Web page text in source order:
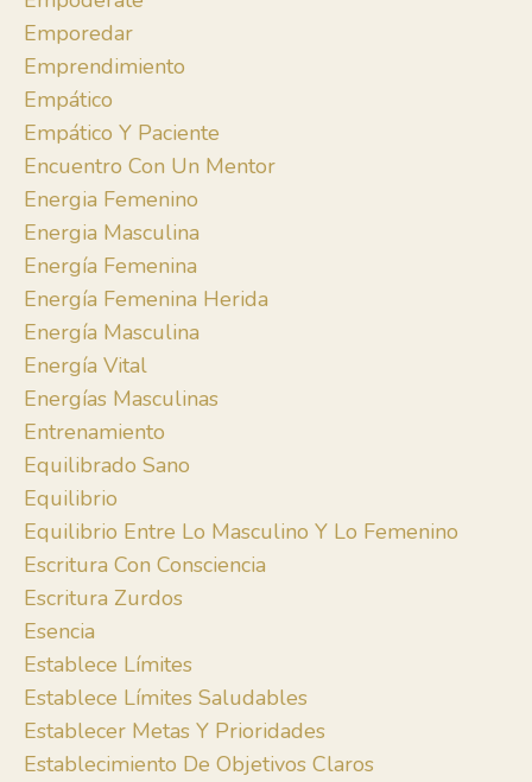
Emporedar
Emprendimiento
Empático
Empático Y Paciente
Encuentro Con Un Mentor
Energia Femenino
Energia Masculina
Energía Femenina
Energía Femenina Herida
Energía Masculina
Energía Vital
Energías Masculinas
Entrenamiento
Equilibrado Sano
Equilibrio
Equilibrio Entre Lo Masculino Y Lo Femenino
Escritura Con Consciencia
Escritura Zurdos
Esencia
Establece Límites
Establece Límites Saludables
Establecer Metas Y Prioridades
Establecimiento De Objetivos Claros